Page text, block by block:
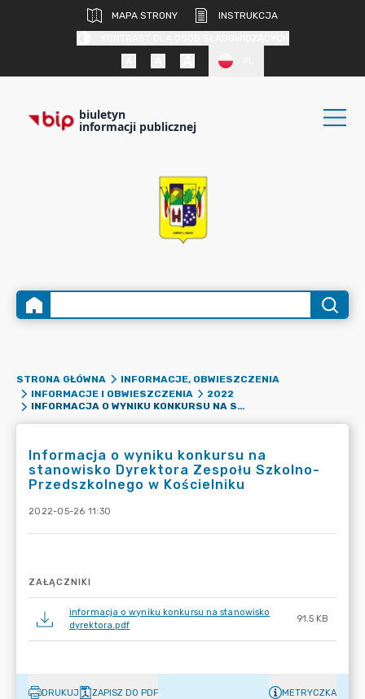
MAPA STRONY
INSTRUKCJA
biuletyn
informacji publicznej
STRONA GŁÓWNA
INFORMACJE, OBWIESZCZENIA
INFORMACJE I OBWIESZCZENIA
2022
INFORMACJA O WYNIKU KONKURSU NA STANOWISKO DYREKTORA ZESPOŁU SZKOLNO-PRZEDSZKOLNEGO W KOŚCIELNIKU
Informacja o wyniku konkursu na
stanowisko Dyrektora Zespołu Szkolno-
Przedszkolnego w Kościelniku
2022-05-26 11:30
ZAŁĄCZNIKI
informacja o wyniku konkursu na stanowisko
dyrektora.pdf
91.5 KB
DRUKUJ ZAPISZ DO PDF METRYCZKA